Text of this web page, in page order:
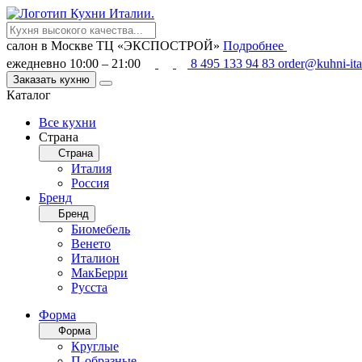
салон в Москве ТЦ «ЭКСПОСТРОЙ» Подробнее
ежедневно 10:00 – 21:00
8 495 133 94 83 order@kuhni-
Заказать кухню
Каталог
Все кухни
Страна
Страна
Италия
Россия
Бренд
Бренд
Биомебель
Венето
Италион
МакБерри
Русста
Форма
Форма
Круглые